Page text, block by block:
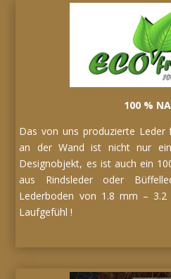
100 %
Das von uns produzierte
an der Wand ist nicht nur
Designobjekt, es ist auch ein
aus Rindsleder oder
Lederboden von 1.8 mm – 3.2
Laufgefühl !